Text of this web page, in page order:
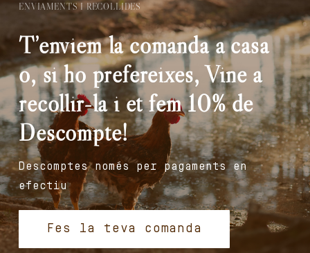
ENVIAMENTS I RECOLLIDES
T’enviem la comanda a casa
o, si ho prefereixes, Vine a
recollir-la i et fem 10% de
Descompte!
Descomptes només per pagaments en
efectiu
Fes la teva comanda